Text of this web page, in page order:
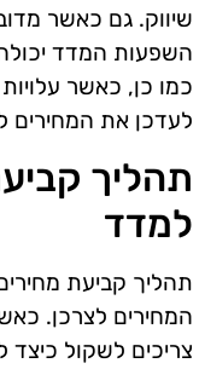
שיווק. גם כאשר
השפעות המדד
כמו כן, כאשר עלויות
לעדכן את המחירים
תהליך
למדד
תהליך קביעת
המחירים לצרכן.
צריכים לשקול כיצד